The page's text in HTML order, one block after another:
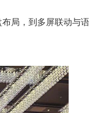
局，到多屏联动与